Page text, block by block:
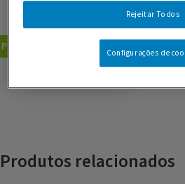
8 colheres de sopa de azeite
GUARDAR RECEITA
Pratos Principais
Produtos relacionados
Rejeitar Todos
Configurações de